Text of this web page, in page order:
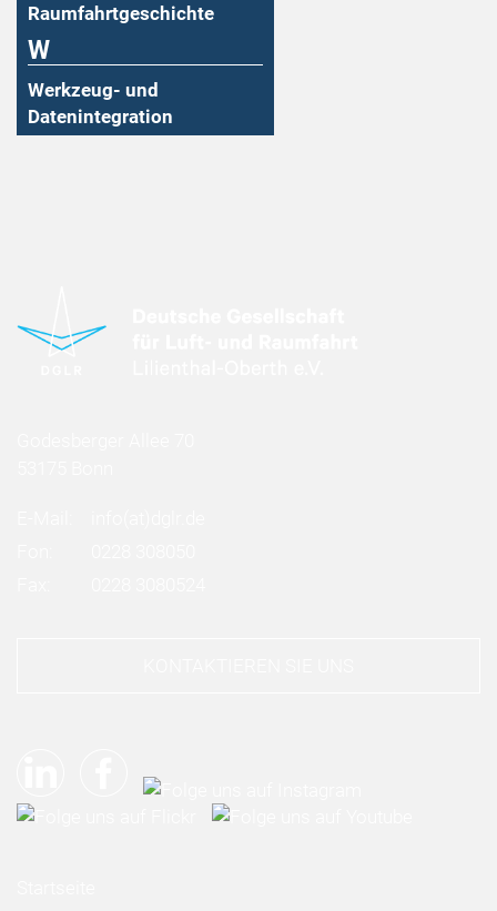
Raumfahrtgeschichte
W
Werkzeug- und
Datenintegration